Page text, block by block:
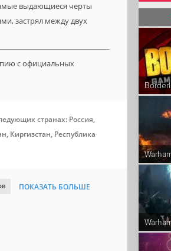
выдающиеся черты
застрял между двух
с официальных
странах: Россия,
Киргизстан, Республика
ПОКАЗАТЬ БОЛЬШЕ